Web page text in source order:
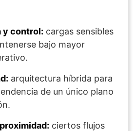
y control: cargas sensibles
bajo mayor
arquitectura híbrida para
de un único plano
ciertos flujos